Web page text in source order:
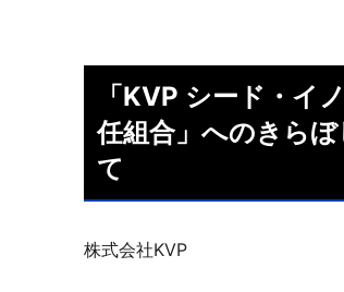
「KVP シード・イ
任組合」へのきら
て
株式会社KVP